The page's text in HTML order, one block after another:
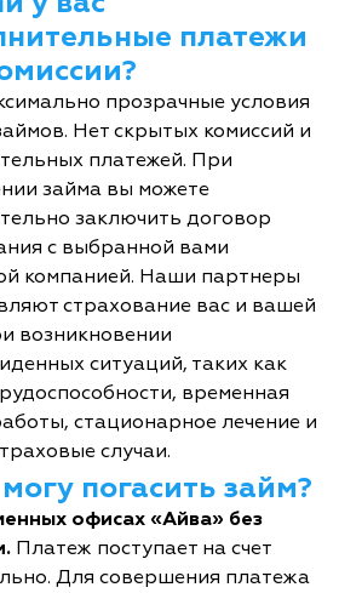
платежи
прозрачные условия
Нет скрытых комиссий и
платежей. При
займа вы можете
заключить договор
с выбранной вами
компанией. Наши партнеры
страхование вас и вашей
возникновении
ситуаций, таких как
временная
стационарное лечение и
случаи.
погасить займ?
офисах «Айва» без
Платеж поступает на счет
Для совершения платежа